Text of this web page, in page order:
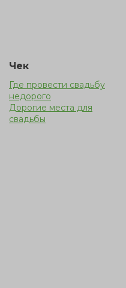
Чек
Где провести свадьбу
недорого
Дорогие места для
свадьбы